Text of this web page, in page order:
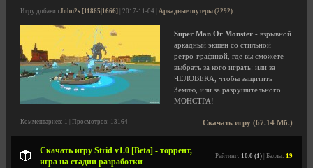
Игру добавил John2s [11865|1666] | 2017-11-04 | Аркадные шутеры (2292)
Super Man Or Monster - взрывной
аркадный экшен со стильной
ретро-графикой, где вы сможете
выбрать за кого играть: или за
ЧЕЛОВЕКА, чтобы защитить
Землю, или за разрушительного
МОНСТРА!
Скачать игру (67.14 Мб.)
Комментариев: 1 | Просмотров: 13164
Скачать игру Strid v1.0 [Beta] - торрент,
игра на стадии разработки
Рейтинг: 10.0 (1) | Баллы: 19